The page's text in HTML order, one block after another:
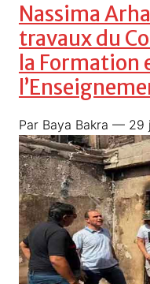
Nassima
travaux du
la Formation
Par Baya Bakra — 29